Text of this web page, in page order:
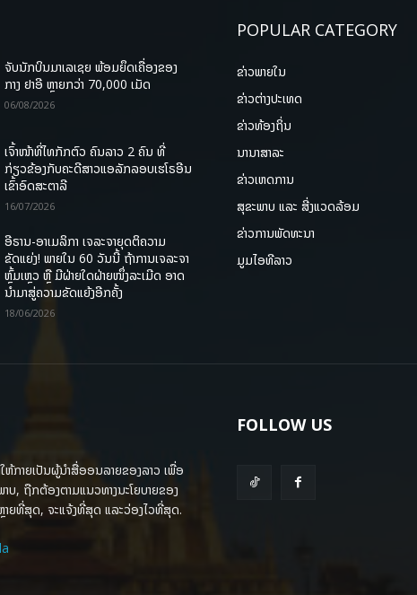
ຈັບນັກບິນມາເລເຊຍ ພ້ອມຍຶດເຄື່ອງຂອງ
ກາງ ຢາອີ ຫຼາຍກວ່າ 70,000 ເມັດ
06/08/2026
ເຈົ້າໜ້າທີ່ໄທກັກຕົວ ຄົນລາວ 2 ຄົນ ທີ່
ກ່ຽວຂ້ອງກັບຄະດີສາວແອລັກລອບເຮໂຣອີນ
ເຂົ້າອົດສະຕາລີ
16/07/2026
ອີຣານ-ອາເມລິກາ ເຈລະຈາຍຸດຕິຄວາມ
ຂັດແຍ່ງ! ພາຍໃນ 60 ວັນນີ້ ຖ້າການເຈລະຈາ
ຫຼົ້ມເຫຼວ ຫຼື ມີຝ່າຍໃດຝ່າຍໜຶ່ງລະເມີດ ອາດ
ນໍາມາສູ່ຄວາມຂັດແຍ້ງອີກຄັ້ງ
18/06/2026
POPULAR CATEGORY
ຂ່າວພາຍ​ໃນ
ຂ່າວຕ່າງປະເທດ
ຂ່າວທ້ອງຖິ່ນ
ນານາສາລະ
ຂ່າວເຫດການ
ສຸຂະພາບ ແລະ ສີ່ງແວດລ້ອມ
ຂ່າວການພັດທະນາ
ມູມໄອທີລາວ
ຫ້ກາຍເປັນຜູ້ນຳສື່ອອນລາຍຂອງລາວ ເພື່ອ
ບ, ຖືກຕ້ອງຕາມແນວທາງນະໂຍບາຍຂອງ
ຍທີ່ສຸດ, ຈະແຈ້ງທີ່ສຸດ ແລະວ່ອງໄວທີ່ສຸດ.
FOLLOW US